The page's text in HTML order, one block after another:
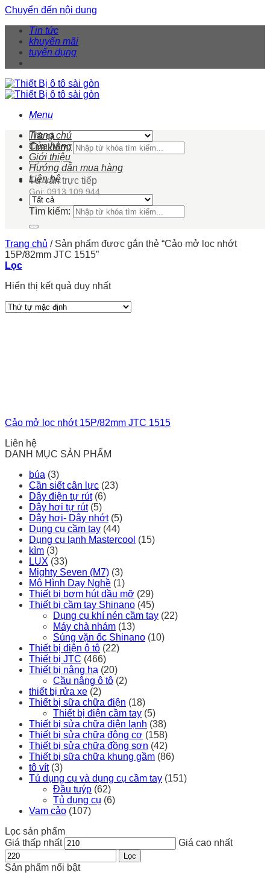
Chuyển đến nội dung
Tin tức
khuyến mãi
tuyển dụng
Menu
Tìm kiếm:
Tư vấn trực tiếp
Gọi: 0913 109 944
Trang chủ
Cửa hàng
Giới thiệu
Hướng dẫn mua hàng
Liên hệ
Tìm kiếm:
Trang chủ /Sản phẩm được gắn thẻ “Cảo mở lọc nhớt
15P/82mm JTC 1515”
Lọc
Hiển thị kết quả duy nhất
Cảo mở lọc nhớt 15P/82mm JTC 1515
Liên hệ
DANH MỤC SẢN PHẨM
búa (3)
Cần siết cân lực (23)
Dây điện tự rút (6)
Dây hơi tự rút (5)
Dây hơi- Dây nhớt (5)
Dụng cụ cầm tay (44)
Dụng cụ lạnh Mastercool (15)
kìm (3)
LUX (33)
Mighty Seven (M7) (3)
Mô Hình Dạy Nghề (1)
Thiết bị bơm hút dầu mỡ (29)
Thiết bị cầm tay Shinano (45)
Dụng cụ khí nén cầm tay (22)
Máy chà nhám (13)
Súng vặn ốc Shinano (10)
Thiết bị điện ô tô (22)
Thiết bị JTC (466)
Thiết bị nâng hạ (20)
Cầu nâng ô tô (2)
thiết bị rửa xe (2)
Thiết bị sữa chữa điện (18)
Thiết bị điện cầm tay (5)
Thiết bị sửa chữa điện lạnh (38)
Thiết bị sửa chữa động cơ (158)
Thiết bị sửa chữa đồng sơn (42)
Thiết bị sữa chữa khung gầm (86)
tô vít (3)
Tủ dụng cụ và dụng cụ cầm tay (151)
Đầu tuýp (62)
Tủ dụng cụ (6)
Vam cảo (107)
Lọc sản phẩm
Giá thấp nhất
Giá cao nhất
Lọc
Sản phẩm nổi bật